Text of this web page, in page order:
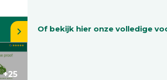
+25
Of bekijk hier onze volledige